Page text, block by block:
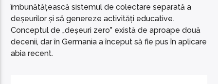
îmbunătățească sistemul de colectare separată a
deșeurilor și să genereze activități educative.
Conceptul de „deșeuri zero” există de aproape două
decenii, dar în Germania a început să fie pus în aplicare
abia recent.